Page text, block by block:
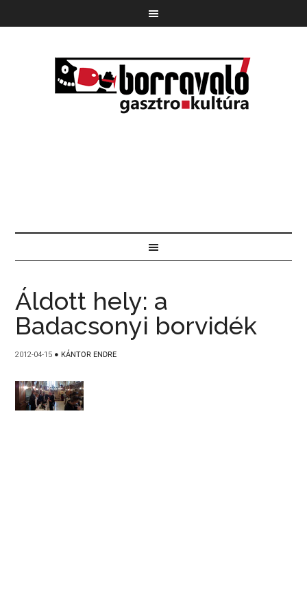
Áldott hely: a
Badacsonyi borvidék
2012-04-15 ● KÁNTOR ENDRE